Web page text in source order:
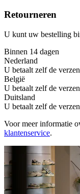
Retourneren
U kunt uw bestelling
Binnen 14 dagen
Nederland
U betaalt zelf de
België
U betaalt zelf de
Duitsland
U betaalt zelf de
Voor meer informatie
klantenservice.